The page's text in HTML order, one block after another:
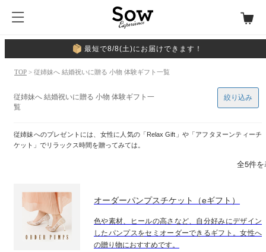
最短で8/8(土)にお届けできます！
TOP > 従姉妹へ 結婚祝いに贈る 小物 体験ギフト一覧
従姉妹へ 結婚祝いに贈る 小物 体験ギフト一
覧
従姉妹へのプレゼントには、女性に人気の「Relax Gift」や「アフタヌーンティーチ
ケット」でリラックス時間を贈ってみては。
絞り込み
全5件
オーダーパンプスチケット（eギフト）
色や素材、ヒールの高さなど、自分好みにデザイン
したパンプスをセミオーダーできるギフト。女性へ
の贈り物におすすめです。